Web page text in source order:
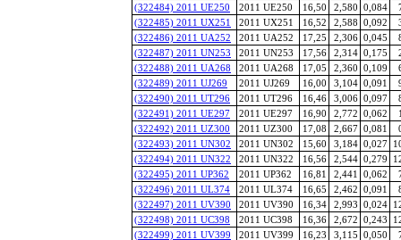
(322484) 2011 UE250
2011 UE250 16,50 2,580 0,084
(322485) 2011 UX251
2011 UX251 16,52 2,588 0,092
(322486) 2011 UA252
2011 UA252 17,25 2,306 0,045
(322487) 2011 UN253
2011 UN253 17,56 2,314 0,175
(322488) 2011 UA268
2011 UA268 17,05 2,360 0,109
(322489) 2011 UJ269
2011 UJ269 16,00 3,104 0,091
(322490) 2011 UT296
2011 UT296 16,46 3,006 0,097
(322491) 2011 UE297
2011 UE297 16,90 2,772 0,062
(322492) 2011 UZ300
2011 UZ300 17,08 2,667 0,081
(322493) 2011 UN302
2011 UN302 15,60 3,184 0,027
(322494) 2011 UN322
2011 UN322 16,56 2,544 0,279
(322495) 2011 UP362
2011 UP362 16,81 2,441 0,062
(322496) 2011 UL374
2011 UL374 16,65 2,462 0,091
(322497) 2011 UV390
2011 UV390 16,34 2,993 0,024
(322498) 2011 UC398
2011 UC398 16,36 2,672 0,243
(322499) 2011 UV399
2011 UV399 16,23 3,115 0,050